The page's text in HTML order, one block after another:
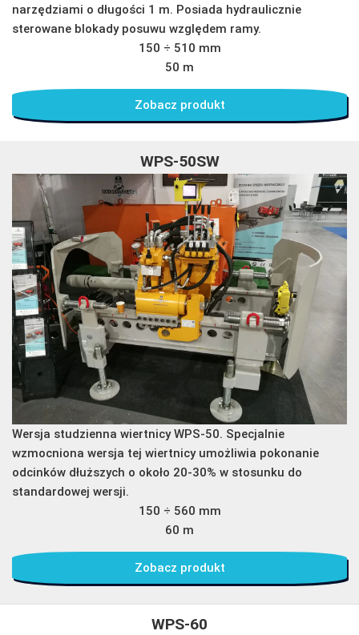
narzędziami o długości 1 m. Posiada hydraulicznie
sterowane blokady posuwu względem ramy.
150 ÷ 510 mm
50 m
Zobacz produkt
WPS-50SW
Wersja studzienna wiertnicy WPS-50. Specjalnie
wzmocniona wersja tej wiertnicy umożliwia pokonanie
odcinków dłuższych o około 20-30% w stosunku do
standardowej wersji.
150 ÷ 560 mm
60 m
Zobacz produkt
WPS-60